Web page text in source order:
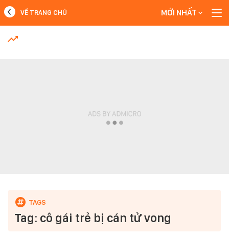
MỚI NHẤT
VỀ TRANG CHỦ MỚI NHẤT
Tag: cô gái trẻ bị cán tử vong